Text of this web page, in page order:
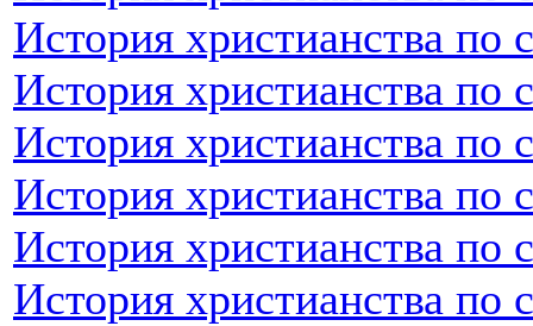
История христианства по
История христианства по
История христианства по
История христианства
История христианства по
История христианства по